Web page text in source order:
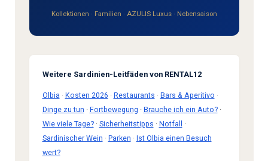
Kollektionen · Familien · AZULIS Luxus· Nebensaison
Weitere Sardinien-Leitfäden von RENTAL12
Olbia · Kosten 2026 · Restaurants · Bars & Aperitivo ·
Dinge zu tun · Fortbewegung · Brauche ich ein Auto?·
Wie viele Tage?· Sicherheitstipps · Notfall
·
Sardinischer Wein · Parken · Ist Olbia einen Besuch
wert?